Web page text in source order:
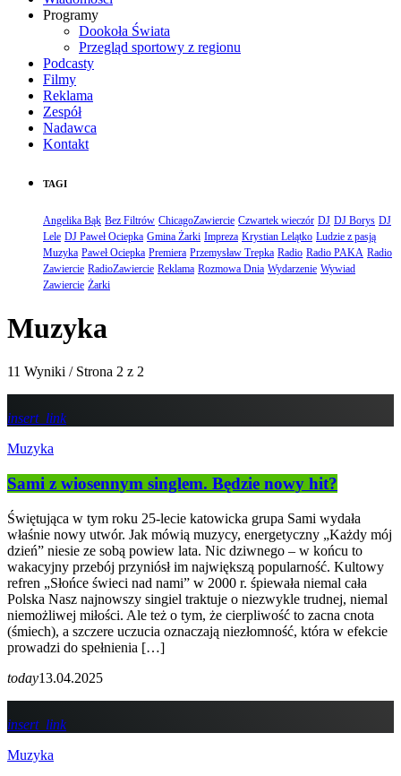
Programy
Dookoła Świata
Przegląd sportowy z regionu
Podcasty
Filmy
Reklama
Zespół
Nadawca
Kontakt
TAGI
Angelika Bąk Bez Filtrów ChicagoZawiercie Czwartek wieczór DJ DJ Borys DJ
Lele DJ Paweł Ociepka Gmina Żarki Impreza Krystian Lelątko Ludzie z pasją
Muzyka Paweł Ociepka Premiera Przemysław Trepka Radio Radio PAKA Radio
Zawiercie RadioZawiercie Reklama Rozmowa Dnia Wydarzenie Wywiad
Zawiercie Żarki
Muzyka
11 Wyniki / Strona 2 z 2
insert_link
Muzyka
Sami z wiosennym singlem. Będzie nowy hit?
Świętująca w tym roku 25-lecie katowicka grupa Sami wydała
właśnie nowy utwór. Jak mówią muzycy, energetyczny „Każdy mój
dzień” niesie ze sobą powiew lata. Nic dziwnego – w końcu to
wakacyjny przebój przyniósł im największą popularność. Kultowy
refren „Słońce świeci nad nami” w 2000 r. śpiewała niemal cała
Polska Nasz najnowszy singiel traktuje o niezwykle trudnej, niemal
niemożliwej miłości. Ale też o tym, że cierpliwość to zacna cnota
(śmiech), a szczere uczucia oznaczają niezłomność, która w efekcie
prowadzi do spełnienia […]
today13.04.2025
insert_link
Muzyka